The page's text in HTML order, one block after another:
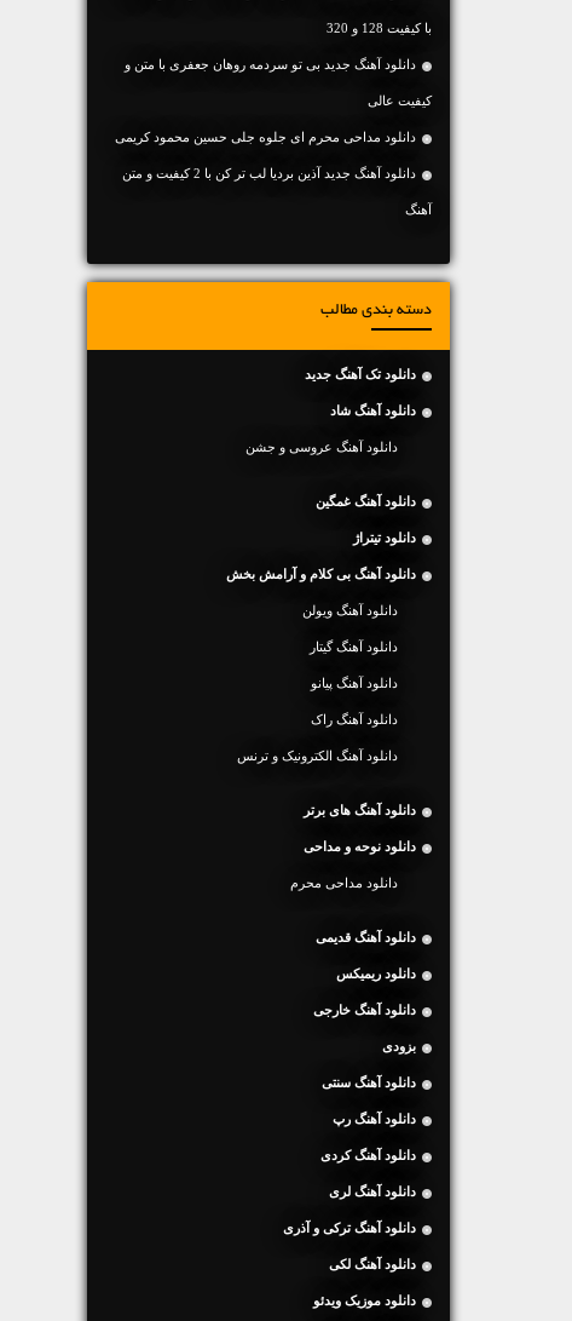
با کیفیت 128 و 320
دانلود آهنگ جديد بی تو سردمه روهان جعفری با متن و
کیفیت عالی
دانلود مداحی محرم ای جلوه جلی حسین محمود کریمی
دانلود آهنگ جديد آذین بردیا لب تر کن با 2 کیفیت و متن
آهنگ
دسته بندی مطالب
دانلود تک آهنگ جدید
دانلود آهنگ شاد
دانلود آهنگ عروسی و جشن
دانلود آهنگ غمگین
دانلود تیتراژ
دانلود آهنگ بی کلام و آرامش بخش
دانلود آهنگ ویولن
دانلود آهنگ گیتار
دانلود آهنگ پیانو
دانلود آهنگ راک
دانلود آهنگ الکترونیک و ترنس
دانلود آهنگ های برتر
دانلود نوحه و مداحی
دانلود مداحی محرم
دانلود آهنگ قدیمی
دانلود ریمیکس
دانلود آهنگ خارجی
بزودی
دانلود آهنگ سنتی
دانلود آهنگ رپ
دانلود آهنگ کردی
دانلود آهنگ لری
دانلود آهنگ ترکی و آذری
دانلود آهنگ لکی
دانلود موزیک ویدئو